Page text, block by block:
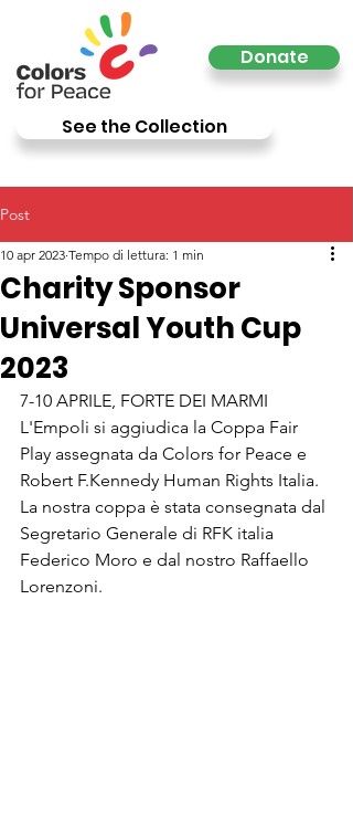
Donate
See the Collection
Post
Charity Sponsor
Universal Youth Cup
2023
10 apr 2023 Tempo di lettura: 1 min
7-10 APRILE, FORTE DEI MARMI
L'Empoli si aggiudica la Coppa Fair
Play assegnata da Colors for Peace e
Robert F.Kennedy Human Rights Italia.
La nostra coppa è stata consegnata dal
Segretario Generale di RFK italia
Federico Moro e dal nostro Raffaello
Lorenzoni.